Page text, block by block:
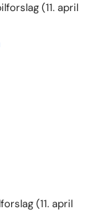
(11. april
(11. april